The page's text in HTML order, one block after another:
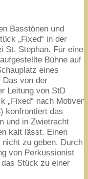
Basstönen und
„Fixed“ in der
St. Stephan. Für eine
Bühne auf
eines
Das von der
Leitung von StD
„Fixed“ nach Motiven
) konfrontiert das
und in Zwietracht
kalt lässt. Einen
zu geben. Durch
von Perkussionist
Stück zu einer